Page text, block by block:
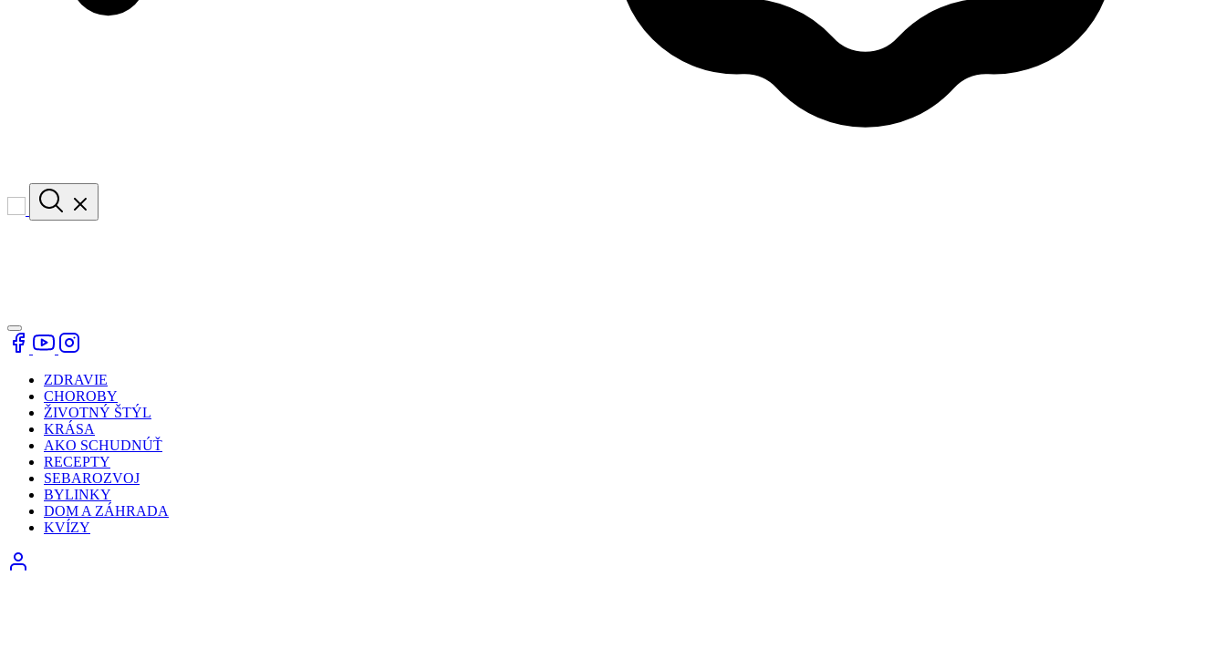
ZDRAVIE
CHOROBY
ŽIVOTNÝ ŠTÝL
KRÁSA
AKO SCHUDNÚŤ
RECEPTY
SEBAROZVOJ
BYLINKY
DOM A ZÁHRADA
KVÍZY